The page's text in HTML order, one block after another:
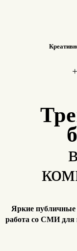
Яркие публичные
работа со СМИ для